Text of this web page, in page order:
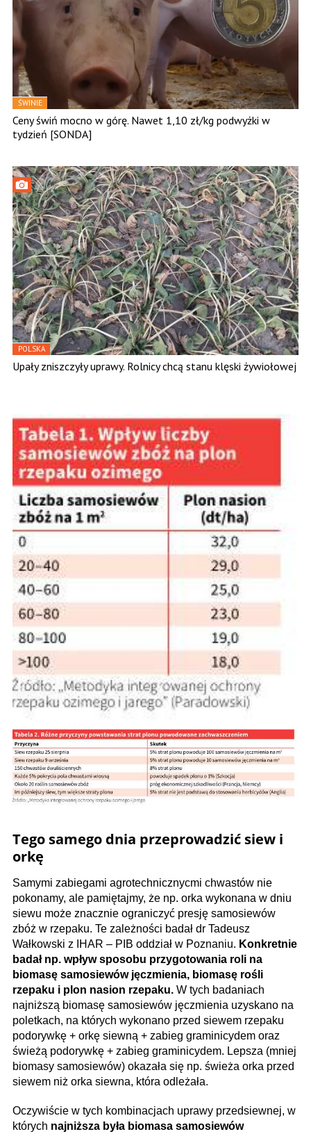
ŚWINIE
Ceny świń mocno w górę. Nawet 1,10 zł/kg podwyżki w
tydzień [SONDA]
POLSKA
Upały zniszczyły uprawy. Rolnicy chcą stanu klęski żywiołowej
Tego samego dnia przeprowadzić siew i
orkę
Samymi zabiegami agrotechnicznycmi chwastów nie
pokonamy, ale pamiętajmy, że np. orka wykonana w dniu
siewu może znacznie ograniczyć presję samosiewów
zbóż w rzepaku. Te zależności badał dr Tadeusz
Wałkowski z IHAR – PIB oddział w Poznaniu. Konkretnie
badał np. wpływ sposobu przygotowania roli na
biomasę samosiewów jęczmienia, biomasę rośli
rzepaku i plon nasion rzepaku. W tych badaniach
najniższą biomasę samosiewów jęczmienia uzyskano na
poletkach, na których wykonano przed siewem rzepaku
podorywkę + orkę siewną + zabieg graminicydem oraz
świeżą podorywkę + zabieg graminicydem. Lepsza (mniej
biomasy samosiewów) okazała się np. świeża orka przed
siewem niż orka siewna, która odleżała.
Oczywiście w tych kombinacjach uprawy przedsiewnej, w
których najniższa była biomasa samosiewów